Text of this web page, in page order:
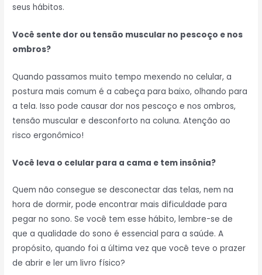
seus hábitos.
Você sente dor ou tensão muscular no pescoço e nos
ombros?
Quando passamos muito tempo mexendo no celular, a
postura mais comum é a cabeça para baixo, olhando para
a tela. Isso pode causar dor nos pescoço e nos ombros,
tensão muscular e desconforto na coluna. Atenção ao
risco ergonômico!
Você leva o celular para a cama e tem insônia?
Quem não consegue se desconectar das telas, nem na
hora de dormir, pode encontrar mais dificuldade para
pegar no sono. Se você tem esse hábito, lembre-se de
que a qualidade do sono é essencial para a saúde. A
propósito, quando foi a última vez que você teve o prazer
de abrir e ler um livro físico?